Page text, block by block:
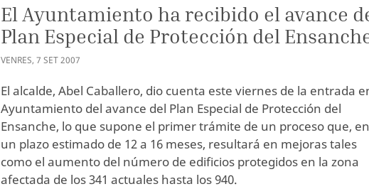
El Ayuntamiento ha recibido el avance
Plan Especial de Protección del
VENRES,7 SET2007
El alcalde, Abel Caballero, dio cuenta este viernes de la entrada
Ayuntamiento del avance del Plan Especial de Protección del
Ensanche, lo que supone el primer trámite de un proceso que, en
un plazo estimado de 12 a 16 meses, resultará en mejoras tales
como el aumento del número de edificios protegidos en la zona
afectada de los 341 actuales hasta los 940.